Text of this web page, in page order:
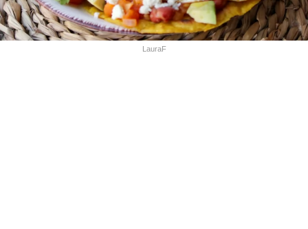
LauraF